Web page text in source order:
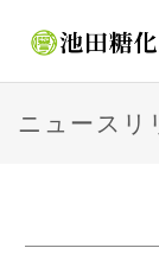
ニュースリ